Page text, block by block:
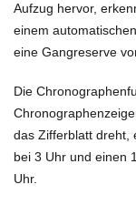
Aufzug hervor,
einem
eine Gangreserve
Die
das Zifferblatt dreht,
bei 3 Uhr und einen
Uhr.